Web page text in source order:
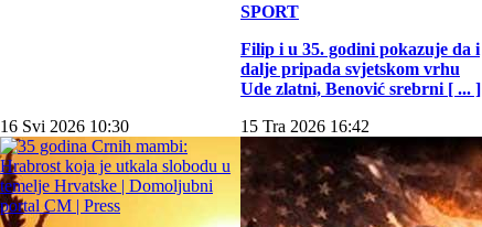
SPORT
Filip i u 35. godini pokazuje da i
dalje pripada svjetskom vrhu
Ude zlatni, Benović srebrni [ ... ]
16 Svi 2026 10:30 15 Tra 2026 16:42